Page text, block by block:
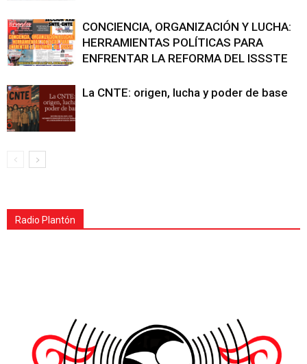
CONCIENCIA, ORGANIZACIÓN Y LUCHA:
HERRAMIENTAS POLÍTICAS PARA
ENFRENTAR LA REFORMA DEL ISSSTE
La CNTE: origen, lucha y poder de base
Radio Plantón